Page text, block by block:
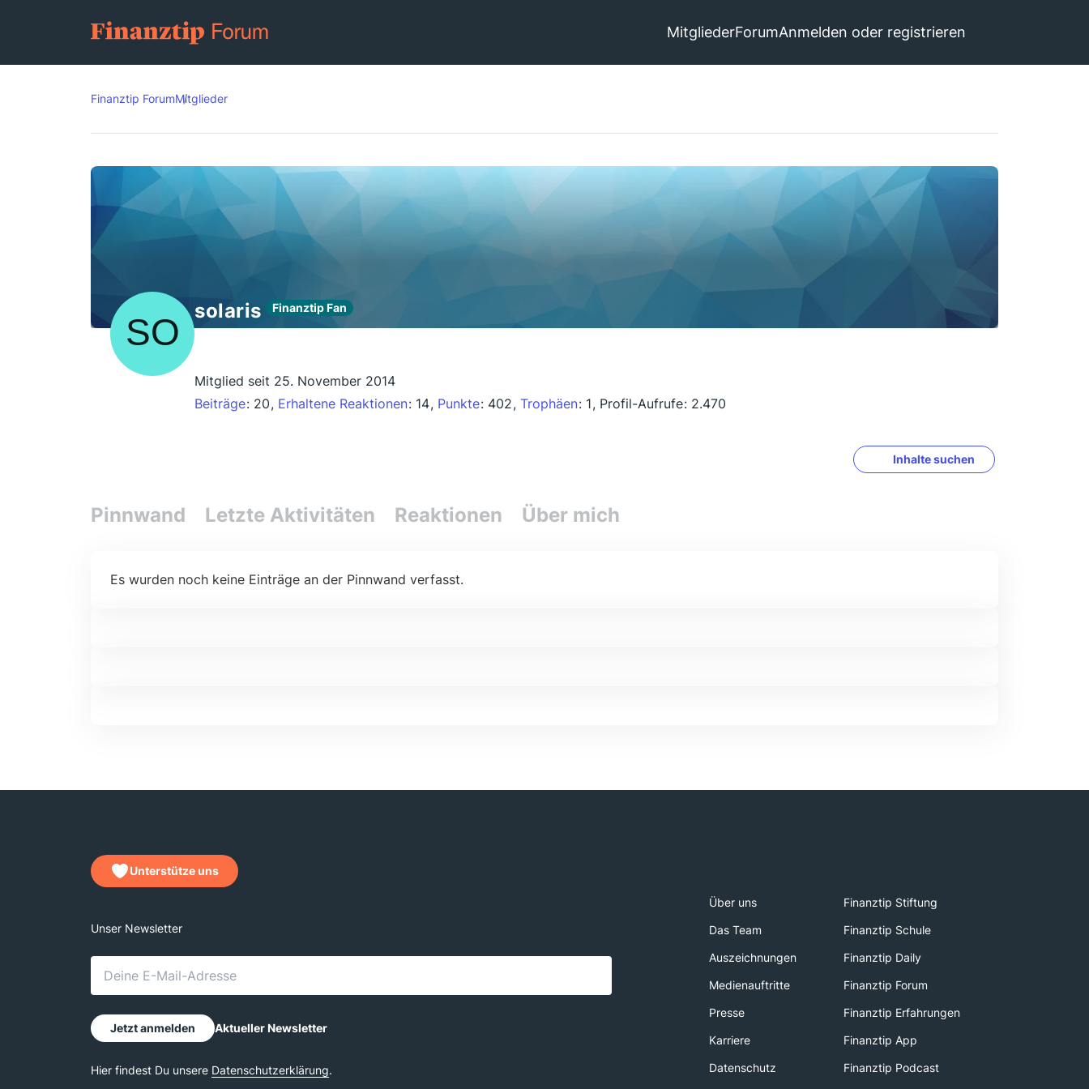
MitgliederForumAnmelden oder registrieren
Finanztip ForumMitglieder
solaris Finanztip Fan
Mitglied seit 25. November 2014
Beiträge 20 Erhaltene Reaktionen 14 Punkte 402 Trophäen 1 Profil-Aufrufe 2.470
Inhalte suchen
Pinnwand Letzte Aktivitäten Reaktionen Über mich
Es wurden noch keine Einträge an der Pinnwand verfasst.
Unterstütze uns
Über uns
Finanztip Stiftung
Das Team
Finanztip Schule
Auszeichnungen
Finanztip Daily
Medienauftritte
Finanztip Forum
Presse
Finanztip Erfahrungen
Karriere
Finanztip App
Datenschutz
Finanztip Podcast